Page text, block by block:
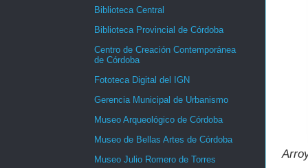
Biblioteca Central
Biblioteca Provincial de Córdoba
Centro de Creación Contemporánea
de Córdoba
Fototeca Digital del IGN
Gerencia Municipal de Urbanismo
Museo Arqueológico de Córdoba
Museo de Bellas Artes de Córdoba
Museo Julio Romero de Torres